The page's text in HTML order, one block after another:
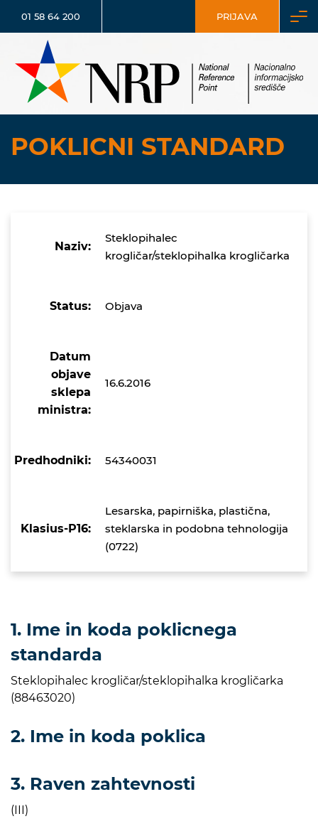
01 58 64 200 PRIJAVA
POKLICNI STANDARD
Naziv:
Steklopihalec
krogličar/steklopihalka krogličarka
Status: Objava
Datum
objave
sklepa
ministra:
16.6.2016
Predhodniki: 54340031
Klasius-P16:
Lesarska, papirniška, plastična,
steklarska in podobna tehnologija
(0722)
1. Ime in koda poklicnega
standarda
Steklopihalec krogličar/steklopihalka krogličarka
(88463020)
2. Ime in koda poklica
3. Raven zahtevnosti
(III)